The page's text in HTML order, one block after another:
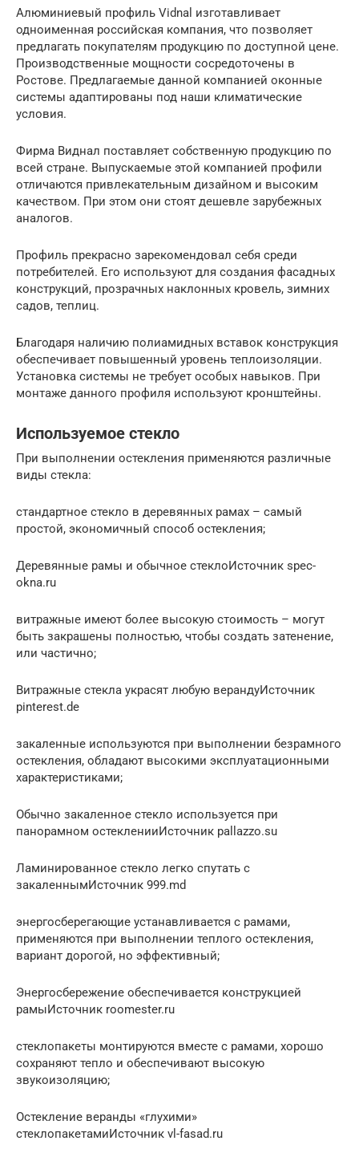
Алюминиевый профиль Vidnal изготавливает
одноименная российская компания, что позволяет
предлагать покупателям продукцию по доступной цене.
Производственные мощности сосредоточены в
Ростове. Предлагаемые данной компанией оконные
системы адаптированы под наши климатические
условия.
Фирма Виднал поставляет собственную продукцию по
всей стране. Выпускаемые этой компанией профили
отличаются привлекательным дизайном и высоким
качеством. При этом они стоят дешевле зарубежных
аналогов.
Профиль прекрасно зарекомендовал себя среди
потребителей. Его используют для создания фасадных
конструкций, прозрачных наклонных кровель, зимних
садов, теплиц.
Благодаря наличию полиамидных вставок конструкция
обеспечивает повышенный уровень теплоизоляции.
Установка системы не требует особых навыков. При
монтаже данного профиля используют кронштейны.
Используемое стекло
При выполнении остекления применяются различные
виды стекла:
стандартное стекло в деревянных рамах – самый
простой, экономичный способ остекления;
Деревянные рамы и обычное стеклоИсточник spec-
okna.ru
витражные имеют более высокую стоимость – могут
быть закрашены полностью, чтобы создать затенение,
или частично;
Витражные стекла украсят любую верандуИсточник
pinterest.de
закаленные используются при выполнении безрамного
остекления, обладают высокими эксплуатационными
характеристиками;
Обычно закаленное стекло используется при
панорамном остекленииИсточник pallazzo.su
Ламинированное стекло легко спутать с
закаленнымИсточник 999.md
энергосберегающие устанавливается с рамами,
применяются при выполнении теплого остекления,
вариант дорогой, но эффективный;
Энергосбережение обеспечивается конструкцией
рамыИсточник roomester.ru
стеклопакеты монтируются вместе с рамами, хорошо
сохраняют тепло и обеспечивают высокую
звукоизоляцию;
Остекление веранды «глухими»
стеклопакетамиИсточник vl-fasad.ru